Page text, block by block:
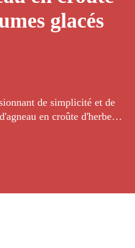
glacés
de simplicité et de
en croûte d'herbes